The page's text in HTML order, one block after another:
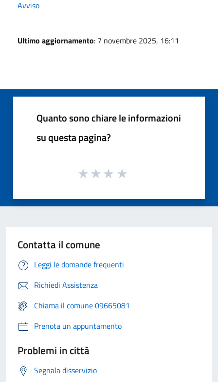
Avviso
Ultimo aggiornamento: 7 novembre 2025, 16:11
Quanto sono chiare le informazioni
su questa pagina?
Contatta il comune
Leggi le domande frequenti
Richiedi Assistenza
Chiama il comune 09665081
Prenota un appuntamento
Problemi in città
Segnala disservizio